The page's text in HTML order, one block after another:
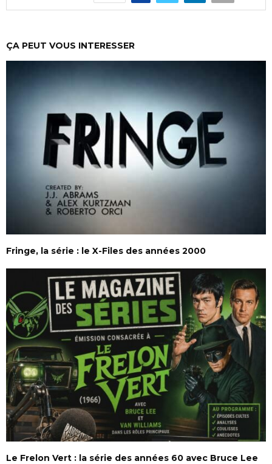
ÇA PEUT VOUS INTERESSER
Fringe, la série : le X-Files des années 2000
Le Frelon Vert : la série des années 60 avec Bruce Lee